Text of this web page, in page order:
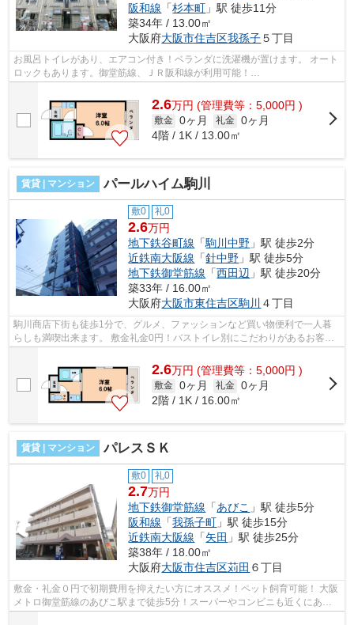
阪和線 「杉本町 」駅 徒歩11分
築34年 / 13.00㎡
大阪府大阪市住吉区我孫子５丁目
お風呂トイレがあり、エアコン付き！ベランダに洗濯機が置けます。 オート
ロックもあります。御堂筋線、ＪＲ阪和線が利用可能！
■□■□■□■□■□■□■□■□■□■□■□■□■□■□■□■□■□■□■□■□ ご覧いた...
2.6万円 (管理費等：5,000円 )
敷金 0ヶ月 礼金 0ヶ月
4階 / 1K / 13.00㎡
賃貸 | マンション パールハイム駒川
敷0 礼0
2.6万円
地下鉄谷町線 「駒川中野 」駅 徒歩2分
近鉄南大阪線 「針中野 」駅 徒歩5分
地下鉄御堂筋線 「西田辺 」駅 徒歩20分
築33年 / 16.00㎡
大阪府大阪市東住吉区駒川 ４丁目
駒川商店下街も徒歩1分で、グルメ、ファッションなど買い物便利で一人暮
らしも満喫出来ます。 敷金礼金0円！バストイレ別にこだわりがあるお客様
にオススメ！初期費用も抑えれるお部...
2.6万円 (管理費等：5,000円 )
敷金 0ヶ月 礼金 0ヶ月
2階 / 1K / 16.00㎡
賃貸 | マンション パレスＳＫ
敷0 礼0
2.7万円
地下鉄御堂筋線 「あびこ 」駅 徒歩5分
阪和線 「我孫子町 」駅 徒歩15分
近鉄南大阪線 「矢田 」駅 徒歩25分
築38年 / 18.00㎡
大阪府大阪市住吉区苅田 ６丁目
敷金・礼金０円で初期費用を抑えたい方にオススメ！ペット飼育可能！ 大阪
メトロ御堂筋線のあびこ駅まで徒歩5分！スーパーやコンビニも近くにあ